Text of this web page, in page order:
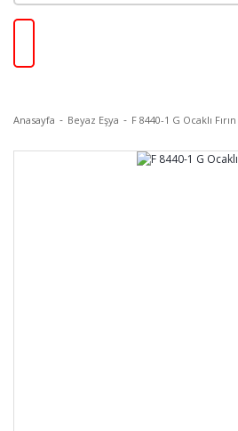
Anasayfa Beyaz Eşya F 8440-1 G Ocaklı Fırın